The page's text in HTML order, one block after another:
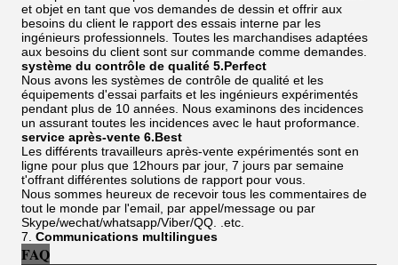
et objet en tant que vos demandes de dessin et offrir aux
besoins du client le rapport des essais interne par les
ingénieurs professionnels. Toutes les marchandises adaptées
aux besoins du client sont sur commande comme demandes.
système du contrôle de qualité 5.Perfect
Nous avons les systèmes de contrôle de qualité et les
équipements d'essai parfaits et les ingénieurs expérimentés
pendant plus de 10 années. Nous examinons des incidences
un assurant toutes les incidences avec le haut proformance.
service après-vente 6.Best
Les différents travailleurs après-vente expérimentés sont en
ligne pour plus que 12hours par jour, 7 jours par semaine
t'offrant différentes solutions de rapport pour vous.
Nous sommes heureux de recevoir tous les commentaires de
tout le monde par l'email, par appel/message ou par
Skype/wechat/whatsapp/Viber/QQ. .etc.
7. Communications multilingues
FAQ